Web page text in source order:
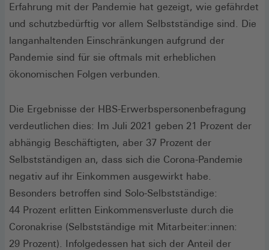
Erfahrung mit der Pandemie hat gezeigt, wie gefährdet
und schutzbedürftig vor allem Selbstständige sind. Die
langanhaltenden Einschränkungen aufgrund der
Pandemie sind für sie oftmals mit erheblichen
ökonomischen Folgen verbunden.
Die Ergebnisse der HBS-Erwerbspersonenbefragung
verdeutlichen dies: Im Juli 2021 geben 21 Prozent der
abhängig Beschäftigten, aber 37 Prozent der
Selbstständigen an, dass sich die Corona-Pandemie
negativ auf ihr Einkommen ausgewirkt habe.
Besonders betroffen sind Solo-Selbstständige:
44 Prozent erlitten Einkommensverluste durch die
Coronakrise (Selbstständige mit Mitarbeiter:innen:
29 Prozent). Infolgedessen hat sich der Anteil der